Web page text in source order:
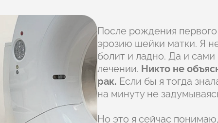
После рождения
эрозию шейки матки. Я
болит и ладно. Да и
лечении. Никто не
рак. Если бы я тогда
на минуту не
Но это я сейчас